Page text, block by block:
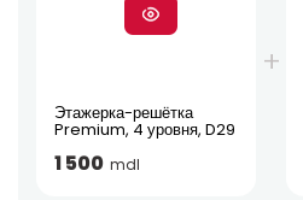
Этажерка-решётка
Premium, 4 уровня, D29
1 500 mdl